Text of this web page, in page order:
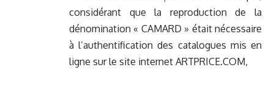
considérant que la reproduction de la
dénomination « CAMARD » était nécessaire
à l’authentification des catalogues mis en
ligne sur le site internet ARTPRICE.COM,